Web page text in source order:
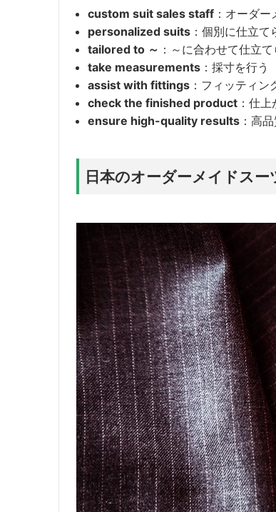
custom suit sales staff ：オーダ
personalized suits ：個別に仕立て
tailored to ～ ：～に合わせて仕立
take measurements ：採寸を行う
assist with fittings ：フィッティン
check the finished product ：仕
ensure high-quality results ：高
日本のオーダーメイドス